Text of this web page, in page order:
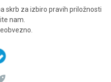
skrb za izbiro pravih priložnosti
nam.